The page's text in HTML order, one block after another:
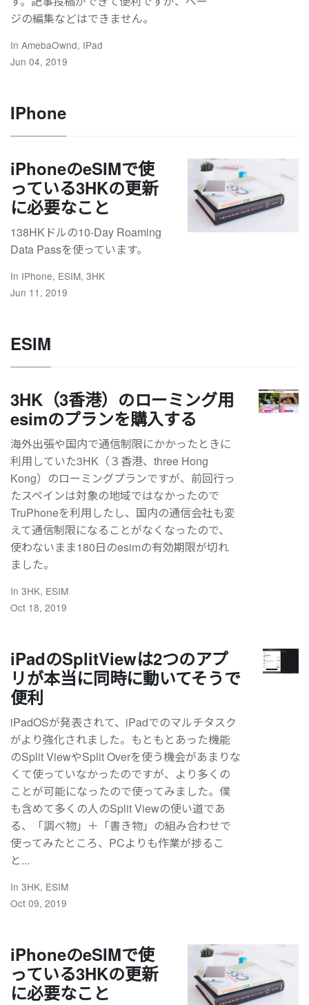
ジの編集などはできません。
In AmebaOwnd, IPad
Jun 04, 2019
IPhone
iPhoneのeSIMで使
っている3HKの更新
に必要なこと
138HKドルの10-Day Roaming
Data Passを使っています。
In IPhone, ESIM, 3HK
Jun 11, 2019
ESIM
3HK（3香港）のローミング用
esimのプランを購入する
海外出張や国内で通信制限にかかったときに
利用していた3HK（３香港、three Hong
Kong）のローミングプランですが、前回行っ
たスペインは対象の地域ではなかったので
TruPhoneを利用したし、国内の通信会社も変
えて通信制限になることがなくなったので、
使わないまま180日のesimの有効期限が切れ
ました。
In 3HK, ESIM
Oct 18, 2019
iPadのSplitViewは2つのアプ
リが本当に同時に動いてそうで
便利
iPadOSが発表されて、iPadでのマルチタスク
がより強化されました。もともとあった機能
のSplit ViewやSplit Overを使う機会があまりな
くて使っていなかったのですが、より多くの
ことが可能になったので使ってみました。僕
も含めて多くの人のSplit Viewの使い道であ
る、「調べ物」＋「書き物」の組み合わせで
使ってみたところ、PCよりも作業が捗るこ
と...
In 3HK, ESIM
Oct 09, 2019
iPhoneのeSIMで使
っている3HKの更新
に必要なこと